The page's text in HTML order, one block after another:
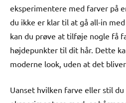
eksperimentere med farver på
du ikke er klar til at gå all-in
kan du prøve at tilføje nogle få
højdepunkter til dit hår. Dette
moderne look, uden at det
Uanset hvilken farve eller stil